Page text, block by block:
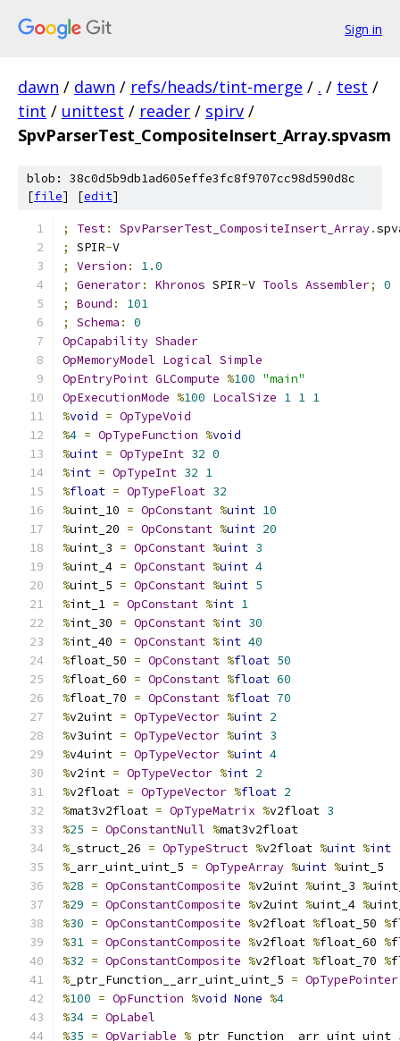
Sign in
dawn / dawn / refs/heads/tint-merge / . / test /
tint / unittest / reader / spirv /
SpvParserTest_CompositeInsert_Array.spvasm
blob: 38c0d5b9db1ad605effe3fc8f9707cc98d590d8c
[file] [edit]
; Test: SpvParserTest_CompositeInsert_Array.
;
SPIR-V
;
Version :
1.0
;
Generator: Khronos SPIR-V Tools Assembler;
0
;
Bound :
101
;
Schema :
0
OpCapability Shader
OpMemoryModel Logical Simple
OpEntryPoint GLCompute %100 "main"
OpExecutionMode %100 LocalSize 1 1 1
%void = OpTypeVoid
%4 = OpTypeFunction %void
%uint = OpTypeInt 32 0
%int = OpTypeInt 32 1
%float = OpTypeFloat 32
%uint_10 = OpConstant %uint 10
%uint_20 = OpConstant %uint 20
%uint_3 = OpConstant %uint 3
%uint_4 = OpConstant %uint 4
%uint_5 = OpConstant %uint 5
%int_1 = OpConstant %int 1
%int_30 = OpConstant %int 30
%int_40 = OpConstant %int 40
%float_50 = OpConstant %float 50
%float_60 = OpConstant %float 60
%float_70 = OpConstant %float 70
%v2uint = OpTypeVector %uint 2
%v3uint = OpTypeVector %uint 3
%v4uint = OpTypeVector %uint 4
%v2int = OpTypeVector %int 2
%v2float = OpTypeVector %float 2
%mat3v2float = OpTypeMatrix %v2float 3
%25 = OpConstantNull %mat3v2float
% _struct_26 = OpTypeStruct %v2float %uint %int
% _arr_uint_uint_5 = OpTypeArray %uint %uint_5
%28 = OpConstantComposite %v2uint %uint_3 %
%29 = OpConstantComposite %v2uint %uint_4 %
%30 = OpConstantComposite %v2float %float_50 %
%31 = OpConstantComposite %v2float %float_60 %
%32 = OpConstantComposite %v2float %float_70 %
% _ptr_Function__arr_uint_uint_5 = OpTypePointer
%100 = OpFunction %void None %4
%34 = OpLabel
%35 = OpVariable %